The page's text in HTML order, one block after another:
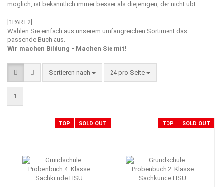
möglich, ist bekanntlich immer besser als diejenigen, der nicht übt.
[1PART2]
Wählen Sie einfach aus unserem umfangreichen Sortiment das
passende Buch aus.
Wir machen Bildung - Machen Sie mit!
Sortieren nach
Sortieren nach 24 pro Seite
pro Seite
1
TOP SOLD OUT TOP SOLD OUT